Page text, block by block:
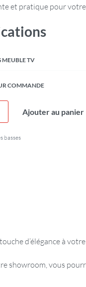
et pratique pour
MEUBLE TV
COMMANDE
Ajouter au panier
basses
d’élégance à
showroom, vous